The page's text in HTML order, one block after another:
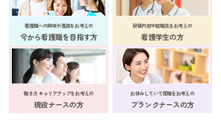
看護職への興味や進路をお考えの
今から看護職を目指す方
研修内容や就職先をお考えの
看護学生の方
働き方 キャリアアップをお考えの
現役ナースの方
お休みしていて復職をお考えの
ブランクナースの方